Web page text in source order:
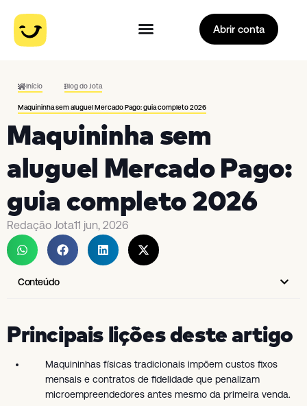
Abrir conta
Início Blog do Jota
Maquininha sem aluguel Mercado Pago: guia completo 2026
Maquininha sem
aluguel Mercado Pago:
guia completo 2026
Redação Jota11 jun, 2026
Conteúdo
Principais lições deste artigo
Maquininhas físicas tradicionais impõem custos fixos
mensais e contratos de fidelidade que penalizam
microempreendedores antes mesmo da primeira venda.